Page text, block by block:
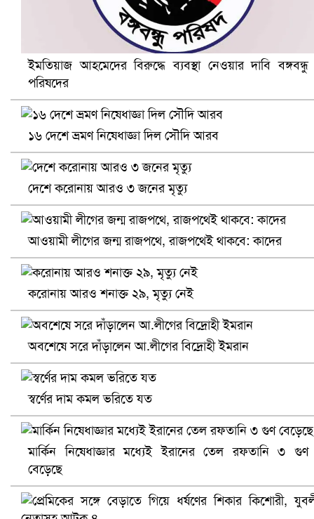
খুলনায় বিএনপি অফিসে গুলি-বোমা হামলা, নিহত ১
প্রোটিয়াদের হারিয়ে বিশ্বকাপের শিরোপা ঘরে তুলল ভারত
ইমতিয়াজ আহমেদের বিরুদ্ধে ব্যবস্থা নেওয়ার দাবি বঙ্গবন্ধু
পরিষদের
১৬ দেশে ভ্রমণ নিষেধাজ্ঞা দিল সৌদি আরব
দেশে করোনায় আরও ৩ জনের মৃত্যু
আওয়ামী লীগের জন্ম রাজপথে, রাজপথেই থাকবে: কাদের
করোনায় আরও শনাক্ত ২৯, মৃত্যু নেই
অবশেষে সরে দাঁড়ালেন আ.লীগের বিদ্রোহী ইমরান
স্বর্ণের দাম কমল ভরিতে যত
মার্কিন নিষেধাজ্ঞার মধ্যেই ইরানের তেল রফতানি ৩ গুণ
বেড়েছে